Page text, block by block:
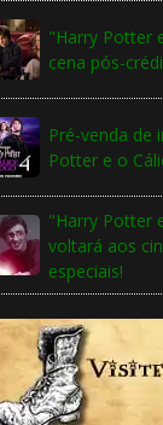
"Harry Potter
cena pós-
Pré-venda de
Potter e o
"Harry Potter
voltará aos
especiais!